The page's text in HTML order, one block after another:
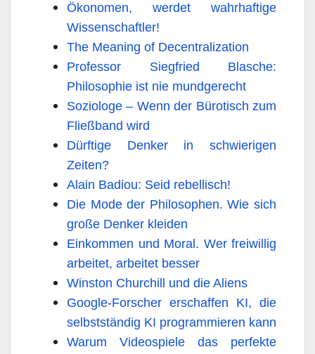
Ökonomen, werdet wahrhaftige
Wissenschaftler!
The Meaning of Decentralization
Professor Siegfried Blasche:
Philosophie ist nie mundgerecht
Soziologe – Wenn der Bürotisch zum
Fließband wird
Dürftige Denker in schwierigen
Zeiten?
Alain Badiou: Seid rebellisch!
Die Mode der Philosophen. Wie sich
große Denker kleiden
Einkommen und Moral. Wer freiwillig
arbeitet, arbeitet besser
Winston Churchill und die Aliens
Google-Forscher erschaffen KI, die
selbstständig KI programmieren kann
Warum Videospiele das perfekte